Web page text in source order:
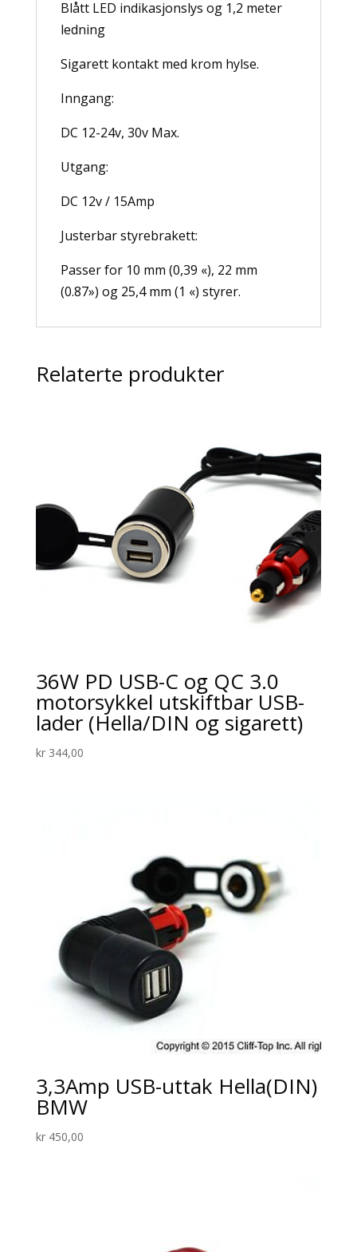
Blått LED indikasjonslys og 1,2 meter
ledning
Sigarett kontakt med krom hylse.
Inngang:
DC 12-24v, 30v Max.
Utgang:
DC 12v / 15Amp
Justerbar styrebrakett:
Passer for 10 mm (0,39 «), 22 mm
(0.87») og 25,4 mm (1 «) styrer.
Relaterte produkter
36W PD USB-C og QC 3.0
motorsykkel utskiftbar USB-
lader (Hella/DIN og sigarett)
kr344,00
3,3Amp USB-uttak Hella(DIN)
BMW
kr450,00